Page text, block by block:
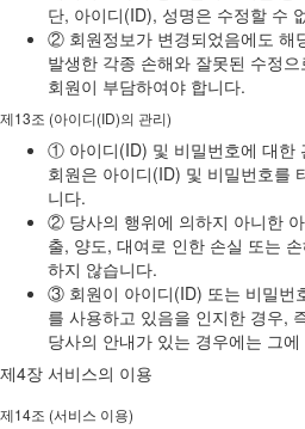
단, 아이디(ID), 성명은 수정할 수
② 회원정보가 변경되었음에도 해
발생한 각종 손해와 잘못된 수정
회원이 부담하여야 합니다.
제13조 (아이디(ID)의 관리)
① 아이디(ID) 및 비밀번호에 대한
회원은 아이디(ID) 및 비밀번호를
니다.
② 당사의 행위에 의하지 아니한
출, 양도, 대여로 인한 손실 또는
하지 않습니다.
③ 회원이 아이디(ID) 또는 비밀번
를 사용하고 있음을 인지한 경우,
당사의 안내가 있는 경우에는 그
제4장 서비스의 이용
제14조 (서비스 이용)